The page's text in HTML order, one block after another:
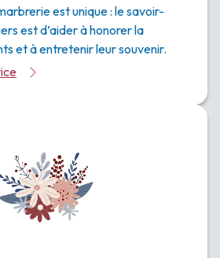
est unique : le savoir-
est d’aider à honorer la
et à entretenir leur souvenir.